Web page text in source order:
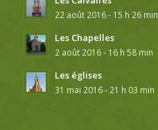
22 août 2016 - 15 h 26 min
Les Chapelles
2 août 2016 - 16 h 58 min
Les églises
31 mai 2016 - 21 h 03 min